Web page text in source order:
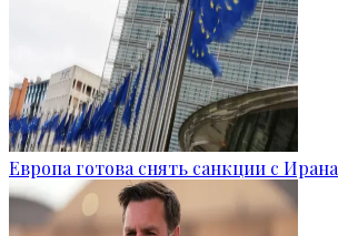
Европа готова снять санкции с Ирана